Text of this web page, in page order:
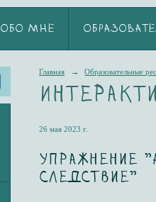
ОБО МНЕ
Главная → Образовательные
26 мая 2023 г.
Упражнение
следствие"